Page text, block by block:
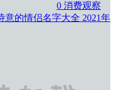
0 消费观察
意的情侣名字大全 2021年